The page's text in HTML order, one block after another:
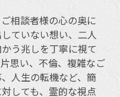
相談者様の心の奥に
ていない想い、二人
う兆しを丁寧に視て
思い、不倫、複雑なご
人生の転機など、簡
しても、霊的な視点